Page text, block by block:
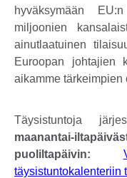
hyväksymään
miljoonien
ainutlaatuinen
Euroopan johtajien
aikamme tärkeimpien
Täysistuntoja
maanantai-
puoliltapäivin:
täysistuntokalenteriin